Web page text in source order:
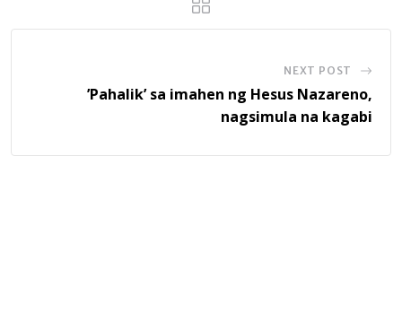
NEXT POST
’Pahalik’ sa imahen ng Hesus Nazareno,
nagsimula na kagabi